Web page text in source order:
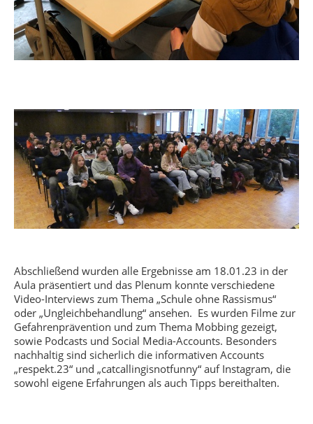
Abschließend wurden alle Ergebnisse am 18.01.23 in der
Aula präsentiert und das Plenum konnte verschiedene
Video-Interviews zum Thema „Schule ohne Rassismus“
oder „Ungleichbehandlung“ ansehen. Es wurden Filme zur
Gefahrenprävention und zum Thema Mobbing gezeigt,
sowie Podcasts und Social Media-Accounts. Besonders
nachhaltig sind sicherlich die informativen Accounts
„respekt.23“ und „catcallingisnotfunny“ auf Instagram, die
sowohl eigene Erfahrungen als auch Tipps bereithalten.